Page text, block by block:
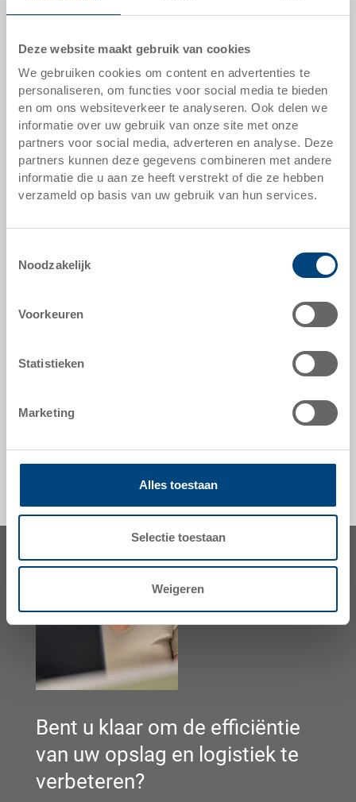
Deze website maakt gebruik van cookies
We gebruiken cookies om content en advertenties te
personaliseren, om functies voor social media te bieden
en om ons websiteverkeer te analyseren. Ook delen we
informatie over uw gebruik van onze site met onze
partners voor social media, adverteren en analyse. Deze
partners kunnen deze gegevens combineren met andere
informatie die u aan ze heeft verstrekt of die ze hebben
verzameld op basis van uw gebruik van hun services.
Noodzakelijk
Voorkeuren
Statistieken
Marketing
Alles toestaan
Selectie toestaan
Weigeren
elektrisch leitfähig (schwarz) | andere
kleuren op verzoek
verpakkingseenheid:
STÜCK
offerte aanvragen
Bent u klaar om de efficiëntie
van uw opslag en logistiek te
verbeteren?